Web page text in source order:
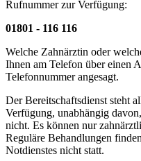
Rufnummer zur Verfügung:
01801 - 116 116
Welche Zahnärztin oder
Ihnen am Telefon über einen
Telefonnummer angesagt.
Der Bereitschaftsdienst steht
Verfügung, unabhängig
nicht. Es können nur
Reguläre Behandlungen
Notdienstes nicht statt.